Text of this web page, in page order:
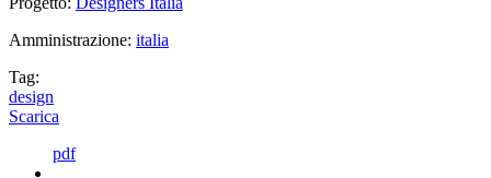
Amministrazione: italia
Tag:
design
Scarica
pdf